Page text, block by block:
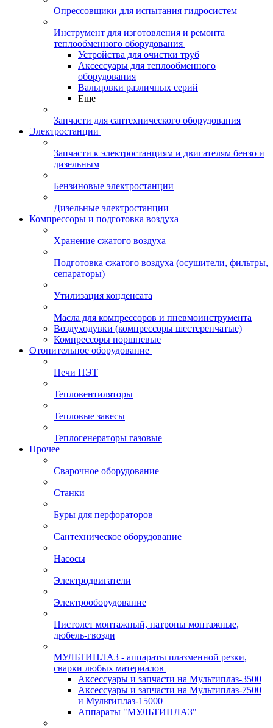
Опрессовщики для испытания гидросистем
Инструмент для изготовления и ремонта
теплообменного оборудования
Устройства для очистки труб
Аксессуары для теплообменного
оборудования
Вальцовки различных серий
Еще
Запчасти для сантехнического оборудования
Электростанции
Запчасти к электростанциям и двигателям бензо и
дизельным
Бензиновые электростанции
Дизельные электростанции
Компрессоры и подготовка воздуха
Хранение сжатого воздуха
Подготовка сжатого воздуха (осушители, фильтры,
сепараторы)
Утилизация конденсата
Масла для компрессоров и пневмоинструмента
Воздуходувки (компрессоры шестеренчатые)
Компрессоры поршневые
Отопительное оборудование
Печи ПЭТ
Тепловентиляторы
Тепловые завесы
Теплогенераторы газовые
Прочее
Сварочное оборудование
Станки
Буры для перфораторов
Сантехническое оборудование
Насосы
Электродвигатели
Электрооборудование
Пистолет монтажный, патроны монтажные,
дюбель-гвозди
МУЛЬТИПЛАЗ - аппараты плазменной резки,
сварки любых материалов
Аксессуары и запчасти на Мультиплаз-3500
Аксессуары и запчасти на Мультиплаз-7500
и Мультиплаз-15000
Аппараты "МУЛЬТИПЛАЗ"